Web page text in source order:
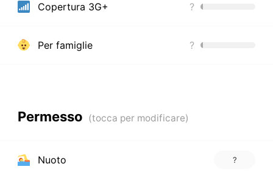
Copertura 3G+ ?
Per famiglie ?
Permesso
Nuoto ?